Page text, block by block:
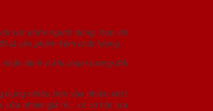
sức khỏe người dùng, hợp với
là sản phẩm kém chất lượng.
định vì khi chạm tương đối
dụng nhiều hơn vào nhiều vị trí
cửa nhôm giá rẻ,… có cơ hội lựa